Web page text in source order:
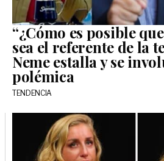
“¿Cómo es posible
sea el referente de la
Neme estalla y se
polémica
TENDENCIA